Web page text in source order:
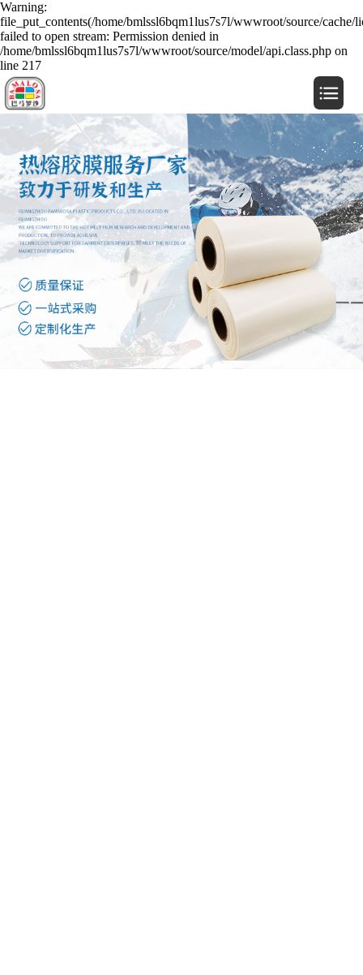
Warning:
file_put_contents(/home/bmlssl6bqm1lus7s7l/wwwroot/source/cache/
failed to open stream: Permission denied in
/home/bmlssl6bqm1lus7s7l/wwwroot/source/model/api.class.php on
line 217